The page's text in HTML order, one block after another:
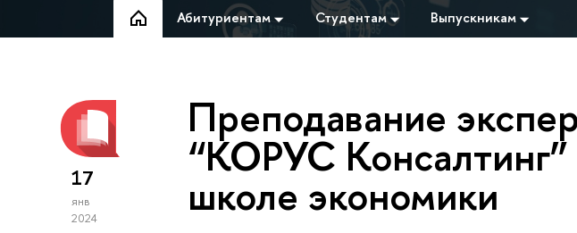
Абитуриентам Студентам Выпускникам
17
янв
2024
Преподавание
“КОРУС
школе экономики